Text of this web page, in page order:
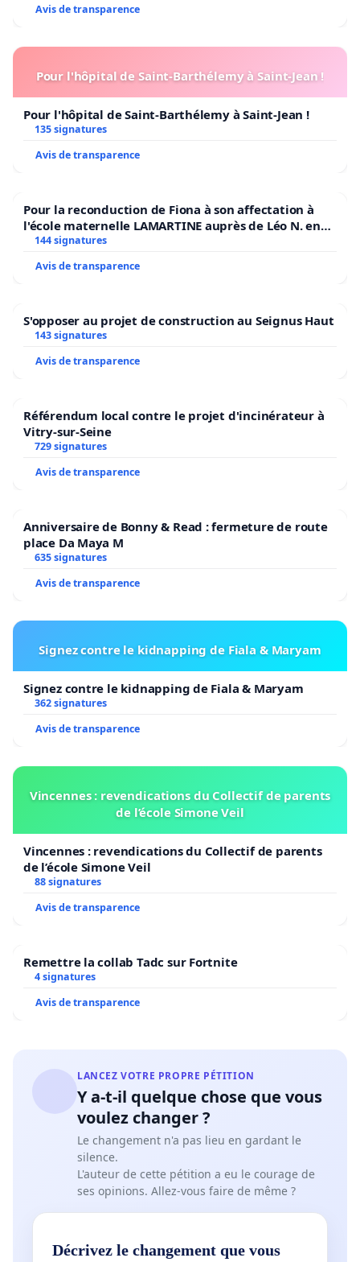
Avis de transparence
Pour l'hôpital de Saint-Barthélemy à Saint-Jean !
Pour l'hôpital de Saint-Barthélemy à Saint-Jean !
135 signatures
Avis de transparence
Pour la reconduction de Fiona à son affectation à
l'école maternelle LAMARTINE auprès de Léo N. en
2026/2027
144 signatures
Avis de transparence
S'opposer au projet de construction au Seignus Haut
143 signatures
Avis de transparence
Référendum local contre le projet d'incinérateur à
Vitry-sur-Seine
729 signatures
Avis de transparence
Anniversaire de Bonny & Read : fermeture de route
place Da Maya M
635 signatures
Avis de transparence
Signez contre le kidnapping de Fiala & Maryam
Signez contre le kidnapping de Fiala & Maryam
362 signatures
Avis de transparence
Vincennes : revendications du Collectif de parents
de l’école Simone Veil
Vincennes : revendications du Collectif de parents
de l’école Simone Veil
88 signatures
Avis de transparence
Remettre la collab Tadc sur Fortnite
4 signatures
Avis de transparence
LANCEZ VOTRE PROPRE PÉTITION
Y a-t-il quelque chose que vous
voulez changer ?
Le changement n'a pas lieu en gardant le
silence.
L'auteur de cette pétition a eu le courage de
ses opinions. Allez-vous faire de même ?
Décrivez le changement que vous